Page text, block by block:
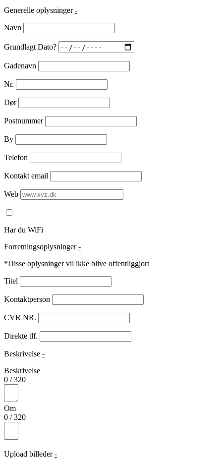
Generelle oplysninger -
Navn
Grundlagt Dato?
Gadenavn
Nr.
Dør
Postnummer
By
Telefon
Kontakt email
Web
Har du WiFi
Forretningsoplysninger -
*Disse oplysninger vil ikke blive offentliggjort
Titel
Kontaktperson
CVR NR.
Direkte tlf.
Beskrivelse -
Beskrivelse
0 /320
Om
0 /320
Upload billeder -